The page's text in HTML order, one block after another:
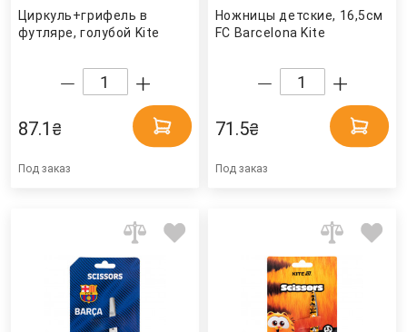
Циркуль+грифель в
футляре, голубой Kite
87.1 ₴
Под заказ
Ножницы детские, 16,5см
FC Barcelona Kite
71.5₴
Под заказ